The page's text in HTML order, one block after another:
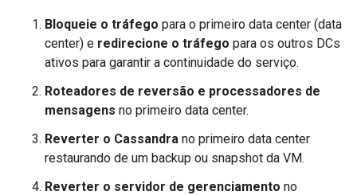
Bloqueie o tráfego para o primeiro data center (data
center) e redirecione o tráfego para os outros DCs
ativos para garantir a continuidade do serviço.
Roteadores de reversão e processadores de
mensagens no primeiro data center.
Reverter o Cassandra no primeiro data center
restaurando de um backup ou snapshot da VM.
Reverter o servidor de gerenciamento no